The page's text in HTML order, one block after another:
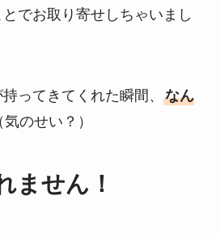
でお取り寄せしちゃいまし
ってきてくれた瞬間、 なん
気のせい？）
ません！